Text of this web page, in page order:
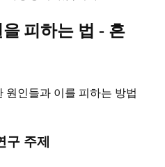
피하는 법 - 흔
원인들과 이를 피하는 방법
구 주제